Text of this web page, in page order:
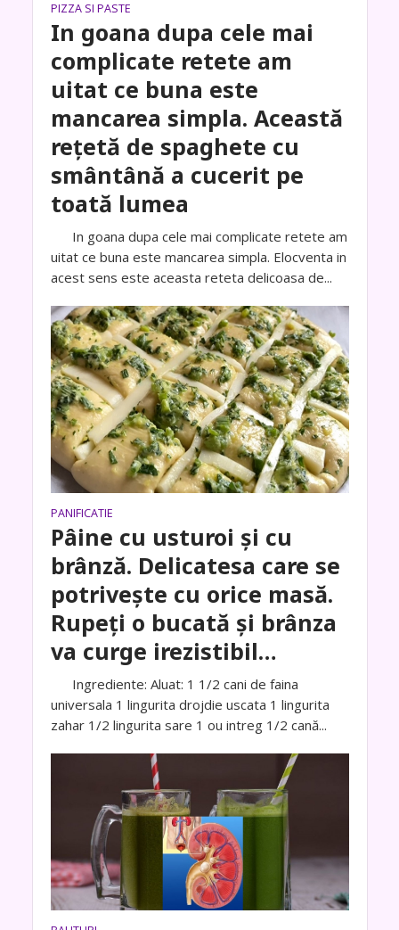
PIZZA SI PASTE
In goana dupa cele mai
complicate retete am
uitat ce buna este
mancarea simpla. Această
rețetă de spaghete cu
smântână a cucerit pe
toată lumea
In goana dupa cele mai complicate retete am
uitat ce buna este mancarea simpla. Elocventa in
acest sens este aceasta reteta delicoasa de...
PANIFICATIE
Pâine cu usturoi și cu
brânză. Delicatesa care se
potrivește cu orice masă.
Rupeți o bucată și brânza
va curge irezistibil…
Ingrediente: Aluat: 1 1/2 cani de faina
universala 1 lingurita drojdie uscata 1 lingurita
zahar 1/2 lingurita sare 1 ou intreg 1/2 cană...